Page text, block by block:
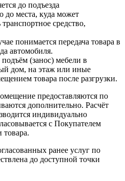
до подъезда
до места, куда может
средство,
понимается передача товара в
автомобиля.
(занос) мебели в
дом, на этаж или иные
товара после разгрузки.
предоставляются по
дополнительно. Расчёт
индивидуально
с Покупателем
товара.
ранее услуг по
до доступной точки